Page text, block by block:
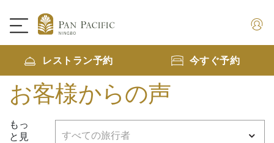
レストラン予約 今すぐ予約
お客様からの声
もっ
と見